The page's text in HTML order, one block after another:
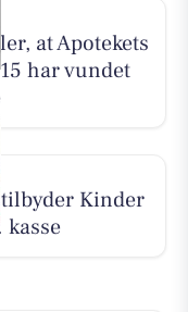
at Apotekets
har vundet
Kinder